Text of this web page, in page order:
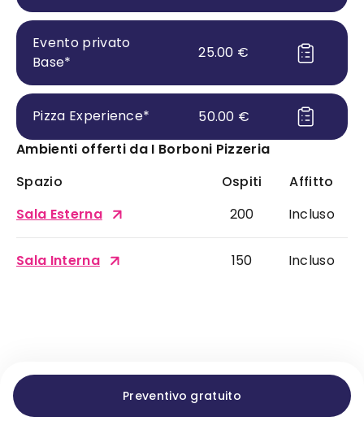
Evento privato
Base*
25.00 €
Pizza Experience* 50.00 €
Ambienti offerti da I Borboni Pizzeria
Spazio
Ospiti
Affitto
Sala Esterna
200 Incluso
Sala Interna 150 Incluso
Preventivo gratuito